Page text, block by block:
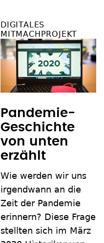
DIGITALES
MITMACHPROJEKT
Pandemie-
Geschichte
von unten
erzählt
Wie werden wir uns
irgendwann an die
Zeit der Pandemie
erinnern? Diese Frage
stellten sich im März